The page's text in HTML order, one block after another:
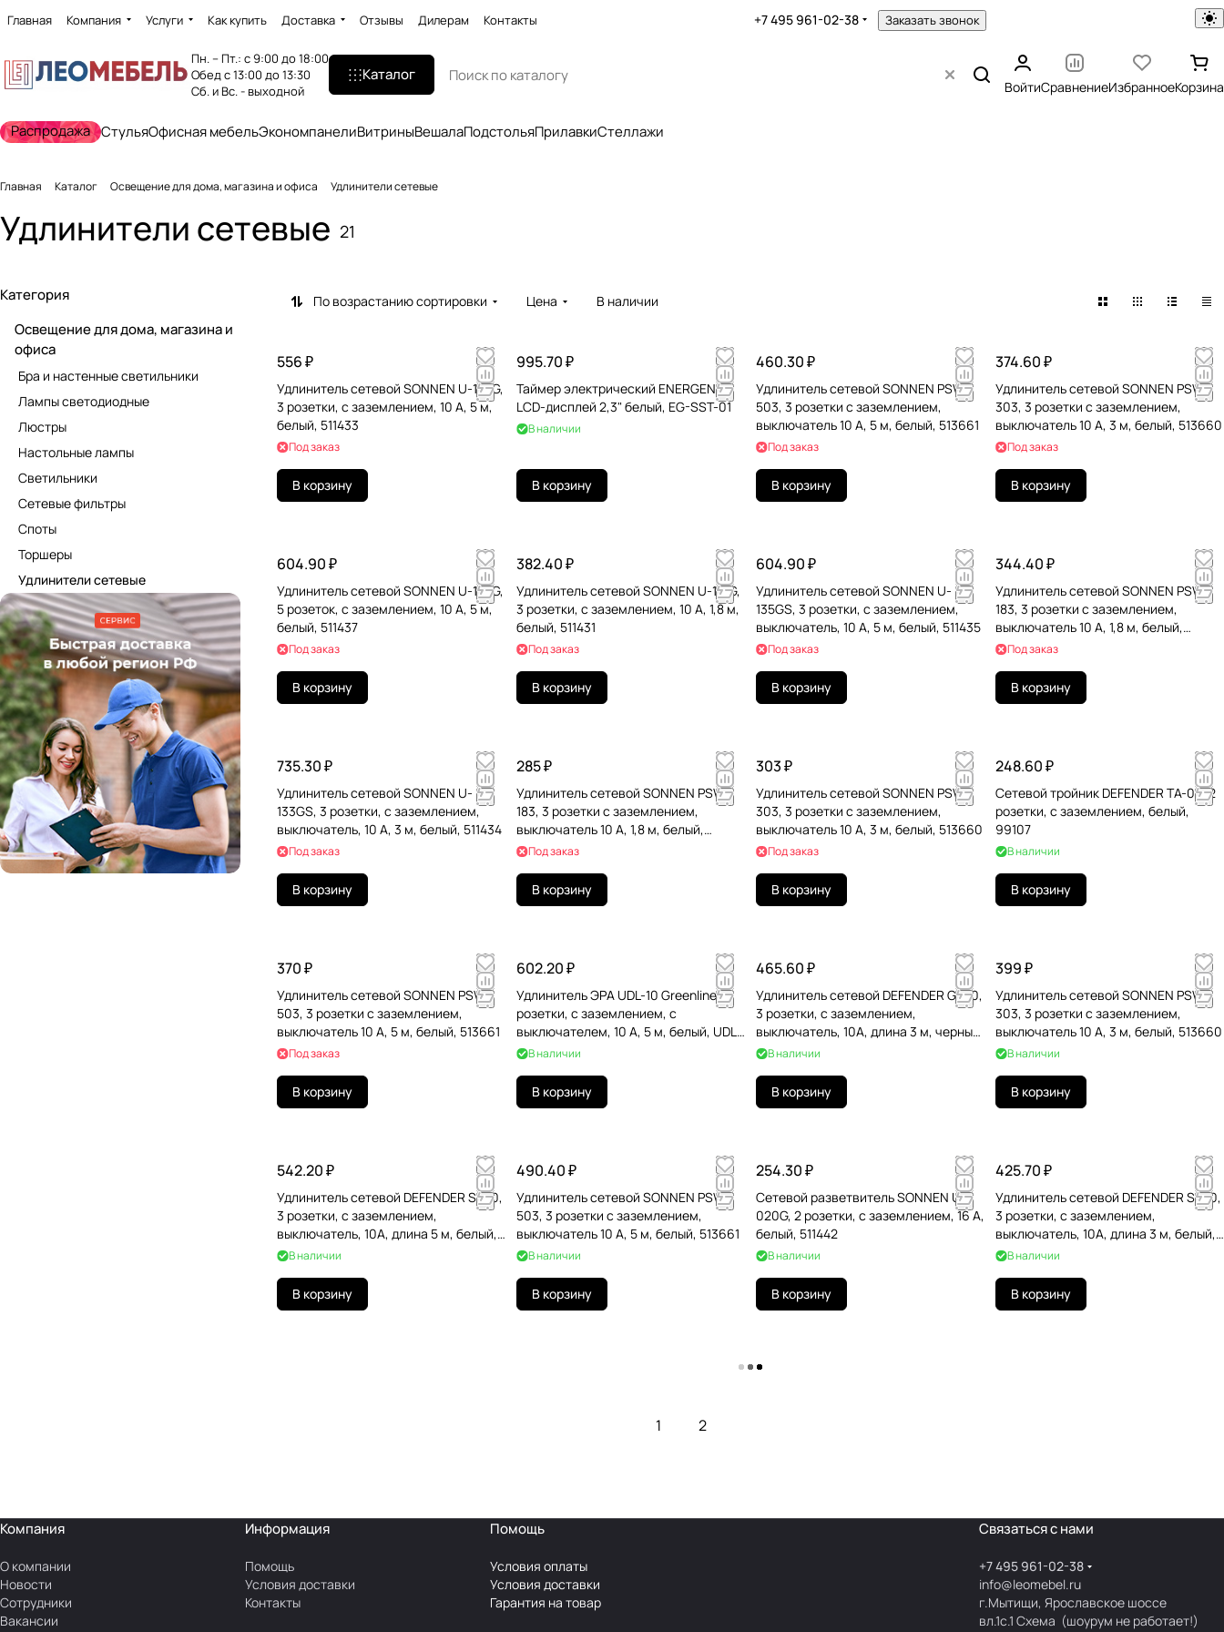
Главная Компания Услуги Как купить Доставка Отзывы Дилерам Контакты +7 495 961-02-38 Заказать звонок
Пн. – Пт.: с 9:00 до 18:00
Обед с 13:00 до 13:30
Сб. и Вс. - выходной
Каталог
ВойтиСравнениеИзбранноеКорзина
Распродажа СтульяОфисная мебельЭкономпанелиВитриныВешалаПодстольяПрилавкиСтеллажи
Главная Каталог Освещение для дома, магазина и офиса Удлинители сетевые
Удлинители сетевые 21
По возрастанию сортировки Цена В наличии
556 ₽
Удлинитель сетевой SONNEN U-135G,
3 розетки, c заземлением, 10 А, 5 м,
белый, 511433
Под заказ
В корзину
995.70 ₽
Таймер электрический ENERGENIE
LCD-дисплей 2,3" белый, EG-SST-01
В наличии
В корзину
460.30 ₽
Удлинитель сетевой SONNEN PSW-
503, 3 розетки c заземлением,
выключатель 10 А, 5 м, белый, 513661
Под заказ
В корзину
374.60 ₽
Удлинитель сетевой SONNEN PSW-
303, 3 розетки c заземлением,
выключатель 10 А, 3 м, белый, 513660
Под заказ
В корзину
604.90 ₽
Удлинитель сетевой SONNEN U-155G,
5 розеток, c заземлением, 10 А, 5 м,
белый, 511437
Под заказ
В корзину
382.40 ₽
Удлинитель сетевой SONNEN U-131G,
3 розетки, c заземлением, 10 А, 1,8 м,
белый, 511431
Под заказ
В корзину
604.90 ₽
Удлинитель сетевой SONNEN U-
135GS, 3 розетки, c заземлением,
выключатель, 10 А, 5 м, белый, 511435
Под заказ
В корзину
344.40 ₽
Удлинитель сетевой SONNEN PSW-
183, 3 розетки c заземлением,
выключатель 10 А, 1,8 м, белый,
513659
Под заказ
В корзину
735.30 ₽
Удлинитель сетевой SONNEN U-
133GS, 3 розетки, c заземлением,
выключатель, 10 А, 3 м, белый, 511434
Под заказ
В корзину
285 ₽
Удлинитель сетевой SONNEN PSW-
183, 3 розетки c заземлением,
выключатель 10 А, 1,8 м, белый,
513659
Под заказ
В корзину
303 ₽
Удлинитель сетевой SONNEN PSW-
303, 3 розетки c заземлением,
выключатель 10 А, 3 м, белый, 513660
Под заказ
В корзину
248.60 ₽
Сетевой тройник DEFENDER TA-03, 2
розетки, c заземлением, белый,
99107
В наличии
В корзину
370 ₽
Удлинитель сетевой SONNEN PSW-
503, 3 розетки c заземлением,
выключатель 10 А, 5 м, белый, 513661
Под заказ
В корзину
602.20 ₽
Удлинитель ЭРА UDL-10 Greenline, 3
розетки, с заземлением, с
выключателем, 10 А, 5 м, белый, UDL-
10-350-ES
В наличии
В корзину
465.60 ₽
Удлинитель сетевой DEFENDER G330,
3 розетки, c заземлением,
выключатель, 10А, длина 3 м, черный,
99334
В наличии
В корзину
399 ₽
Удлинитель сетевой SONNEN PSW-
303, 3 розетки c заземлением,
выключатель 10 А, 3 м, белый, 513660
В наличии
В корзину
542.20 ₽
Удлинитель сетевой DEFENDER S350,
3 розетки, c заземлением,
выключатель, 10А, длина 5 м, белый,
99235
В наличии
В корзину
490.40 ₽
Удлинитель сетевой SONNEN PSW-
503, 3 розетки c заземлением,
выключатель 10 А, 5 м, белый, 513661
В наличии
В корзину
254.30 ₽
Сетевой разветвитель SONNEN U-
020G, 2 розетки, с заземлением, 16 А,
белый, 511442
В наличии
В корзину
425.70 ₽
Удлинитель сетевой DEFENDER S330,
3 розетки, c заземлением,
выключатель, 10А, длина 3 м, белый,
99234
В наличии
В корзину
Загрузить еще
1 2
Категория
Освещение для дома, магазина и
офиса
Бра и настенные светильники
Лампы светодиодные
Люстры
Настольные лампы
Светильники
Сетевые фильтры
Споты
Торшеры
Удлинители сетевые
Компания
О компании
Новости
Сотрудники
Вакансии
Информация
Помощь
Условия доставки
Контакты
Помощь
Условия оплаты
Условия доставки
Гарантия на товар
Связаться с нами
+7 495 961-02-38
info@leomebel.ru
г.Мытищи, Ярославское шоссе
вл.1с.1Схема (шоурум не работает!)